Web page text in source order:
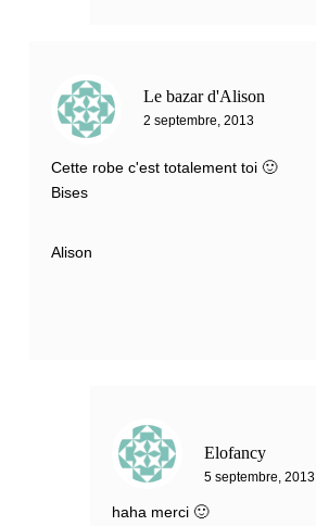
Le bazar d'Alison
2 septembre, 2013
Cette robe c'est totalement toi 🙂
Bises
Alison
Elofancy
5 septembre, 2013
haha merci 🙂